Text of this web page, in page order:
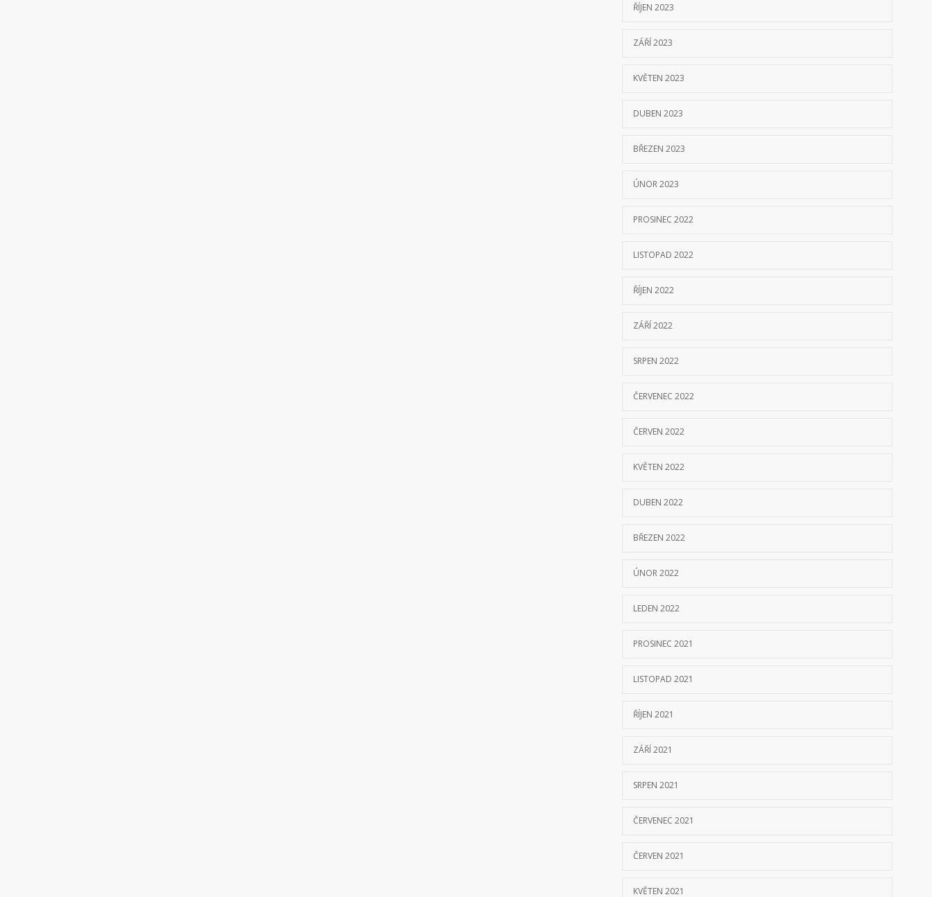
ŘÍJEN 2023
ZÁŘÍ 2023
KVĚTEN 2023
DUBEN 2023
BŘEZEN 2023
ÚNOR 2023
PROSINEC 2022
LISTOPAD 2022
ŘÍJEN 2022
ZÁŘÍ 2022
SRPEN 2022
ČERVENEC 2022
ČERVEN 2022
KVĚTEN 2022
DUBEN 2022
BŘEZEN 2022
ÚNOR 2022
LEDEN 2022
PROSINEC 2021
LISTOPAD 2021
ŘÍJEN 2021
ZÁŘÍ 2021
SRPEN 2021
ČERVENEC 2021
ČERVEN 2021
KVĚTEN 2021